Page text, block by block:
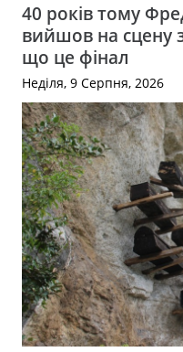
40 років тому
вийшов на сцену
що це фінал
Неділя, 9 Серпня, 2026